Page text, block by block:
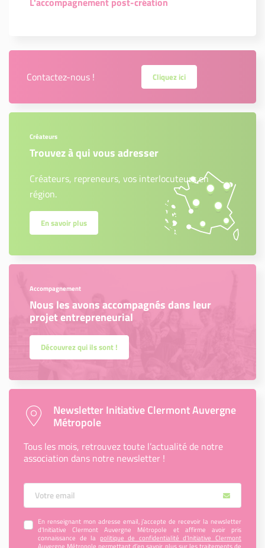
Contactez-nous ! Cliquez ici
Créateurs
Trouvez à qui vous adresser
Créateurs, repreneurs, vos interlocuteurs en
région.
En savoir plus
Accompagnement
Nous les avons accompagnés dans leur
projet entrepreneurial
Découvrez qui ils sont !
Newsletter Initiative Clermont Auvergne
Métropole
Tous les mois, retrouvez toute l’actualité de notre
association dans notre newsletter !
Votre Email
En renseignant mon adresse email, j’accepte de recevoir la newsletter
d'Initiative Clermont Auvergne Métropole et affirme avoir pris
connaissance de la politique de confidentialité d’Initiative Clermont
Auvergne Métropole permettant d’en savoir plus sur les traitements de